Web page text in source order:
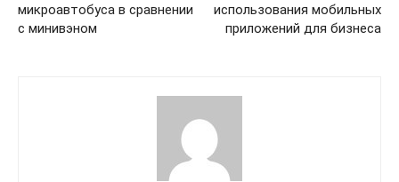
микроавтобуса в сравнении
с минивэном
использования мобильных
приложений для бизнеса